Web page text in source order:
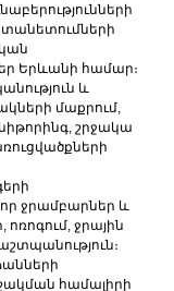
Երևանի համար։
և
մաքրում,
շրջակա
ջրամբարներ և
ջրային
համալիրի